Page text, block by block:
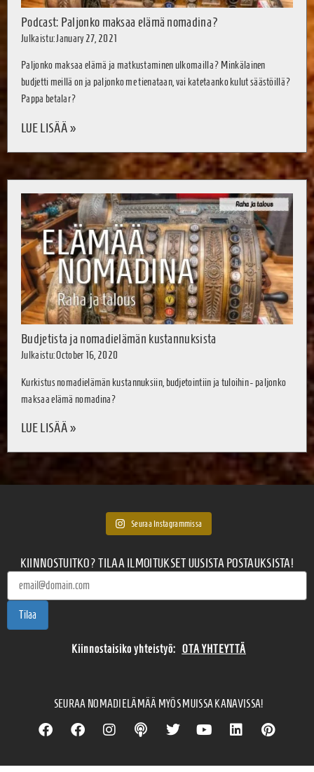
Podcast: Paljonko maksaa elämä nomadina?
Julkaistu: January 27, 2021
Paljonko maksaa elämä ja matkustaminen ulkomailla? Minkälainen
budjetti meillä on ja paljonko me tienataan, vai katetaanko kulut säästöillä?
Pappa betalar?
LUE LISÄÄ »
Budjetista ja nomadielämän kustannuksista
Julkaistu: October 16, 2020
Kurkistus nomadielämän kustannuksiin, budjetointiin ja tuloihin - paljonko
maksaa elämä nomadina?
LUE LISÄÄ »
Seuraa Instagrammissa
SEURAA NOMADIELÄMÄÄ MYÖS MUISSA KANAVISSA!
KIINNOSTUITKO? TILAA ILMOITUKSET UUSISTA POSTAUKSISTA!
Tilaa
Kiinnostaisiko yhteistyö: OTA YHTEYTTÄ